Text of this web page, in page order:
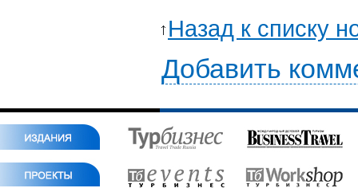
Назад к списку
Добавить